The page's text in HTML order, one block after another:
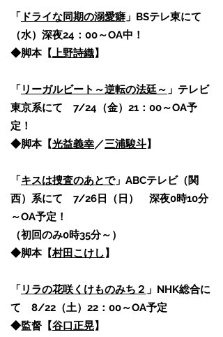
「 ドライな同期の溺愛癖 」BSテレ東にて
（水）深夜24：00～OA中！
​◆脚本【上野詩織】
「 リーガルビート～逆転の法廷～ 」テレビ
東京系にて 7/24（金）21：00～OA予
定！
◆脚本【光益義幸／三浦駿斗】
「キスは捜査のあとで」ABCテレビ（関
西）系にて 7/26日（日） 深夜0時10分
～OA予定！
（初回のみ0時35分～）
◆脚本【村田こけし】
「 リラの花咲くけものみち２ 」NHK総合に
て 8/22（土）22：00～OA予定
​◆監督【谷口正晃】